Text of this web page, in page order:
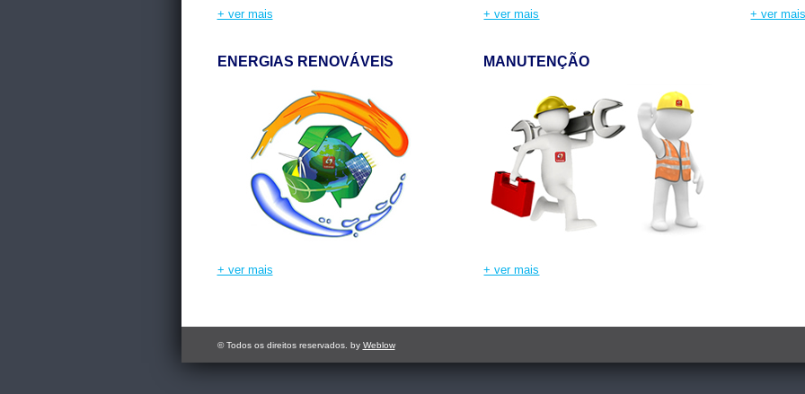
+ ver mais + ver mais + ver
ENERGIAS RENOVÁVEIS
+ ver mais
MANUTENÇÃO
+ ver mais
© Todos os direitos reservados. by Weblow